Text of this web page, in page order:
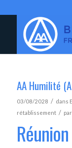
AA Humilité
03/08/2028 / dans
rétablissement / par